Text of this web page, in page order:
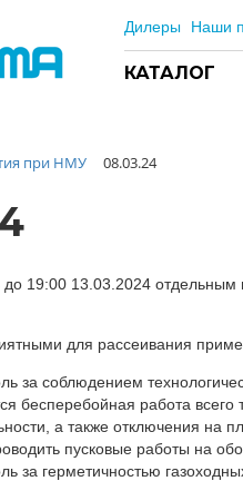
Дилеры Наши
КАТАЛОГ
НМУ
при НМУ 08.03.24
19:00 13.03.2024 отдельным
для рассеивания
за соблюдением
бесперебойная работа
а также отключения на
пусковые работы на
за герметичностью